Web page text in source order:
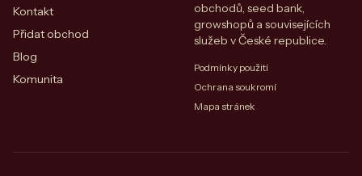
Kontakt
Přidat obchod
Blog
Komunita
obchodů, seed bank,
growshopů a souvisejících
služeb v České republice.
Podmínky použití
Ochrana soukromí
Mapa stránek